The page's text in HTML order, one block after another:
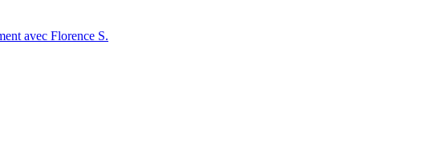
avec Florence S.